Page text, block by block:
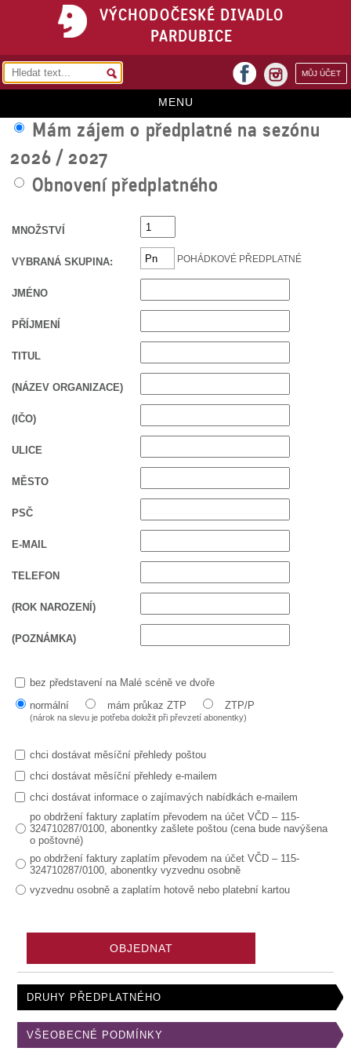
VÝCHODOČESKÉ DIVADLO
PARDUBICE
MŮJ ÚČET
facebook
MENU
HOME
REPERTOÁR
VSTUPENKY
PŘEDPLATNÉ
Mám zájem o předplatné na sezónu
2026 / 2027
Obnovení předplatného
MNOŽSTVÍ
VYBRANÁ SKUPINA: POHÁDKOVÉ PŘEDPLATNÉ
JMÉNO
PŘÍJMENÍ
TITUL
(NÁZEV ORGANIZACE)
(IČO)
ULICE
MĚSTO
PSČ
E-MAIL
TELEFON
(ROK NAROZENÍ)
(POZNÁMKA)
bez představení na Malé scéně ve dvoře
normální
mám průkaz ZTP ZTP/P
(nárok na slevu je potřeba doložit při převzetí abonentky)
chci dostávat měsíční přehledy poštou
chci dostávat měsíční přehledy e-mailem
chci dostávat informace o zajímavých nabídkách e-mailem
po obdržení faktury zaplatím převodem na účet VČD – 115-
324710287/0100, abonentky zašlete poštou (cena bude navýšena
o poštovné)
po obdržení faktury zaplatím převodem na účet VČD – 115-
324710287/0100, abonentky vyzvednu osobně
vyzvednu osobně a zaplatím hotově nebo platební kartou
DRUHY PŘEDPLATNÉHO
VŠEOBECNÉ PODMÍNKY